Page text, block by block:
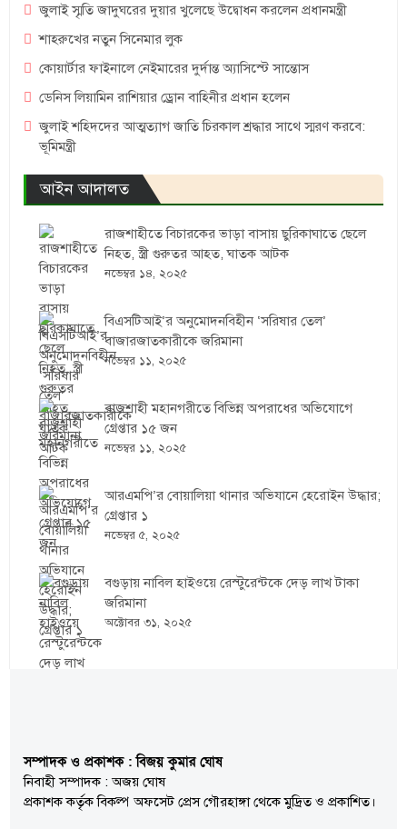
জুলাই স্মৃতি জাদুঘরের দুয়ার খুলেছে উদ্বোধন করলেন প্রধানমন্ত্রী
শাহরুখের নতুন সিনেমার লুক
কোয়ার্টার ফাইনালে নেইমারের দুর্দান্ত অ্যাসিস্টে সান্তোস
ডেনিস লিয়ামিন রাশিয়ার ড্রোন বাহিনীর প্রধান হলেন
জুলাই শহিদদের আত্মত্যাগ জাতি চিরকাল শ্রদ্ধার সাথে স্মরণ করবে:
ভূমিমন্ত্রী
আইন আদালত
রাজশাহীতে বিচারকের ভাড়া বাসায় ছুরিকাঘাতে ছেলে
নিহত, স্ত্রী গুরুতর আহত, ঘাতক আটক
নভেম্বর ১৪, ২০২৫
বিএসটিআই’র অনুমোদনবিহীন ‘সরিষার তেল’
বাজারজাতকারীকে জরিমানা
নভেম্বর ১১, ২০২৫
রাজশাহী মহানগরীতে বিভিন্ন অপরাধের অভিযোগে
গ্রেপ্তার ১৫ জন
নভেম্বর ১১, ২০২৫
আরএমপি’র বোয়ালিয়া থানার অভিযানে হেরোইন উদ্ধার;
গ্রেপ্তার ১
নভেম্বর ৫, ২০২৫
বগুড়ায় নাবিল হাইওয়ে রেস্টুরেন্টকে দেড় লাখ টাকা
জরিমানা
অক্টোবর ৩১, ২০২৫
সম্পাদক ও প্রকাশক : বিজয় কুমার ঘোষ
নিবাহী সম্পাদক : অজয় ঘোষ
প্রকাশক কর্তৃক বিকল্প অফসেট প্রেস গৌরহাঙ্গা থেকে মুদ্রিত ও প্রকাশিত।